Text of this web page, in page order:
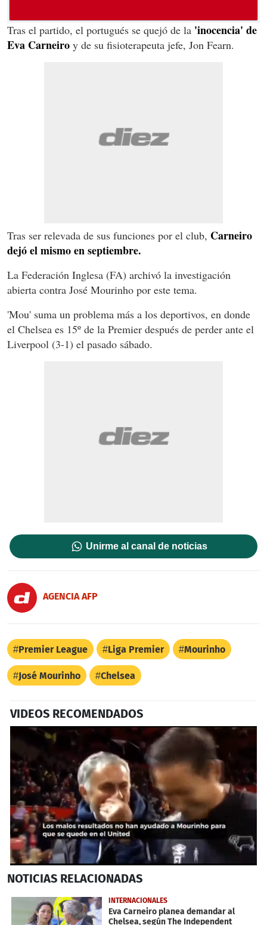
Tras el partido, el portugués se quejó de la 'inocencia' de
Eva Carneiro y de su fisioterapeuta jefe, Jon Fearn.
Tras ser relevada de sus funciones por el club, Carneiro
dejó el mismo en septiembre.
La Federación Inglesa (FA) archivó la investigación
abierta contra José Mourinho por este tema.
'Mou' suma un problema más a los deportivos, en donde
el Chelsea es 15º de la Premier después de perder ante el
Liverpool (3-1) el pasado sábado.
Unirme al canal de noticias
AGENCIA AFP
Premier League Liga Premier Mourinho
José Mourinho Chelsea
VIDEOS RECOMENDADOS
seconds
42
seconds
NOTICIAS RELACIONADAS
INTERNACIONALES
Eva Carneiro planea demandar al
Chelsea, según The Independent